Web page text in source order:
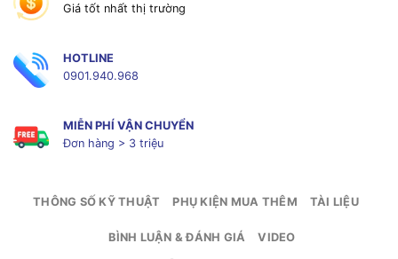
Giá tốt nhất thị trường
HOTLINE
0901.940.968
MIỄN PHÍ VẬN CHUYỂN
Đơn hàng > 3 triệu
THÔNG SỐ KỸ THUẬT PHỤ KIỆN MUA THÊM TÀI LIỆU
BÌNH LUẬN & ĐÁNH GIÁ VIDEO